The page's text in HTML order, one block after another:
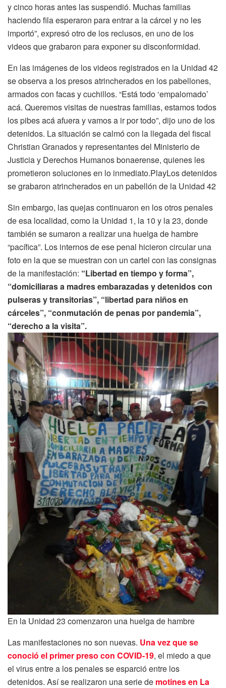
y cinco horas antes las suspendió. Muchas familias
haciendo fila esperaron para entrar a la cárcel y no les
importó”, expresó otro de los reclusos, en uno de los
videos que grabaron para exponer su disconformidad.
En las imágenes de los videos registrados en la Unidad 42
se observa a los presos atrincherados en los pabellones,
armados con facas y cuchillos. “Está todo ‘empalomado’
acá. Queremos visitas de nuestras familias, estamos todos
los pibes acá afuera y vamos a ir por todo”, dijo uno de los
detenidos. La situación se calmó con la llegada del fiscal
Christian Granados y representantes del Ministerio de
Justicia y Derechos Humanos bonaerense, quienes les
prometieron soluciones en lo inmediato.PlayLos detenidos
se grabaron atrincherados en un pabellón de la Unidad 42
Sin embargo, las quejas continuaron en los otros penales
de esa localidad, como la Unidad 1, la 10 y la 23, donde
también se sumaron a realizar una huelga de hambre
“pacífica”. Los internos de ese penal hicieron circular una
foto en la que se muestran con un cartel con las consignas
de la manifestación: “Libertad en tiempo y forma”,
“domiciliaras a madres embarazadas y detenidos con
pulseras y transitorias”, “libertad para niños en
cárceles”, “conmutación de penas por pandemia”,
“derecho a la visita”.
En la Unidad 23 comenzaron una huelga de hambre
Las manifestaciones no son nuevas. Una vez que se
conoció el primer preso con COVID-19, el miedo a que
el virus entre a los penales se esparció entre los
detenidos. Así se realizaron una serie de motines en La